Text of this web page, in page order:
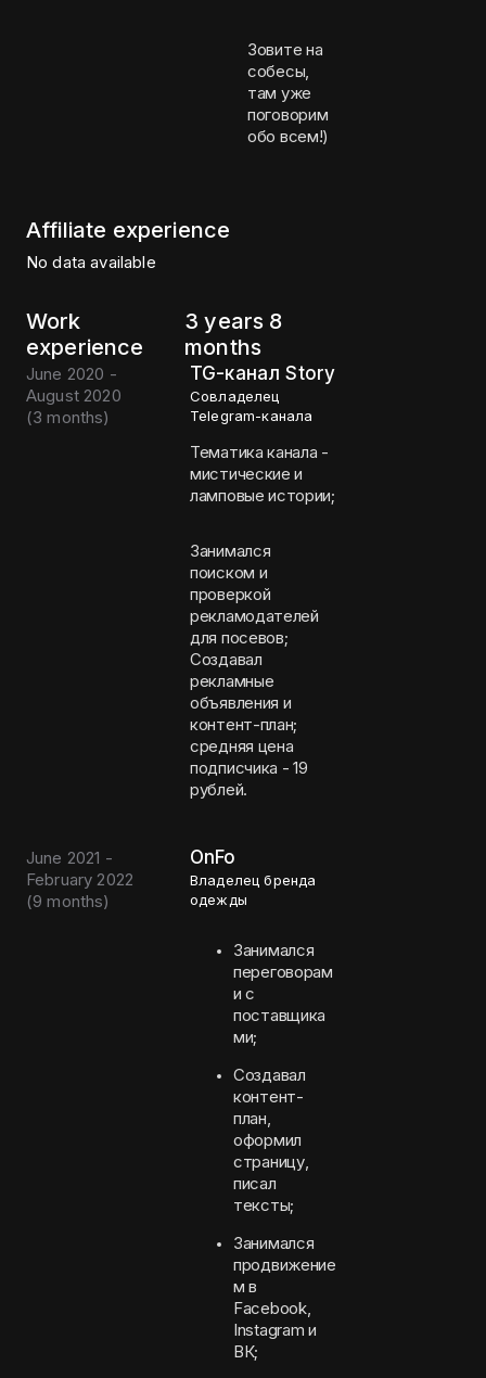
Зовите на
собесы,
там уже
поговорим
обо всем!)
Affiliate experience
No data available
Work
experience
3 years 8
months
June 2020 -
August 2020
(3 months)
TG-канал Story
Совладелец
Telegram-канала
Тематика канала -
мистические и
ламповые истории;
Занимался
поиском и
проверкой
рекламодателей
для посевов;
Создавал
рекламные
объявления и
контент-план;
средняя цена
подписчика - 19
рублей.
June 2021 -
February 2022
(9 months)
OnFo
Владелец бренда
одежды
Занимался
переговорам
и с
поставщика
ми;
Создавал
контент-
план,
оформил
страницу,
писал
тексты;
Занимался
продвижение
м в
Facebook,
Instagram и
ВК;